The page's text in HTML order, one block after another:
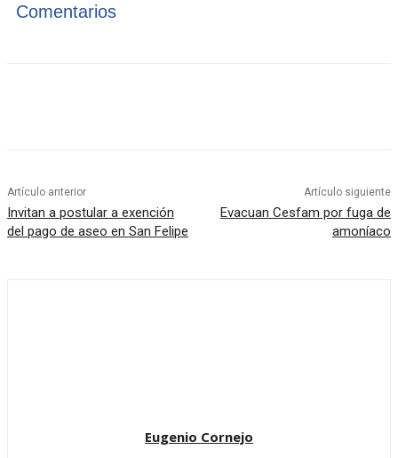
Comentarios
Artículo anterior
Invitan a postular a exención
del pago de aseo en San Felipe
Artículo siguiente
Evacuan Cesfam por fuga de
amoníaco
Eugenio Cornejo